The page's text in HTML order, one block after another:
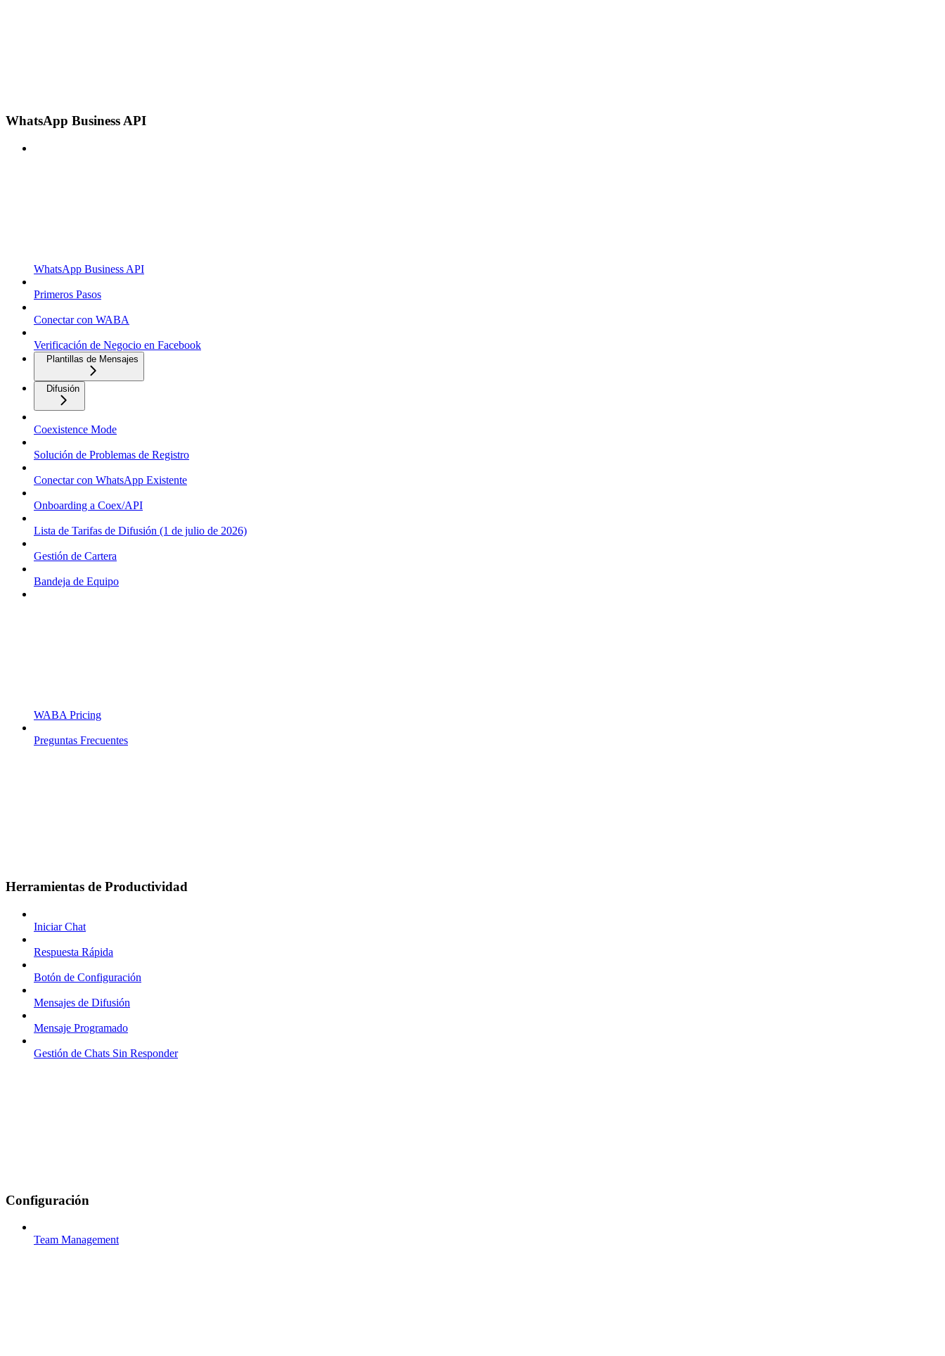
WhatsApp Business API
WhatsApp Business API
Primeros Pasos
Conectar con WABA
Verificación de Negocio en Facebook
Plantillas de Mensajes
Difusión
Coexistence Mode
Solución de Problemas de Registro
Conectar con WhatsApp Existente
Onboarding a Coex/API
Lista de Tarifas de Difusión (1 de julio de 2026)
Gestión de Cartera
Bandeja de Equipo
WABA Pricing
Preguntas Frecuentes
Herramientas de Productividad
Iniciar Chat
Respuesta Rápida
Botón de Configuración
Mensajes de Difusión
Mensaje Programado
Gestión de Chats Sin Responder
Configuración
Team Management